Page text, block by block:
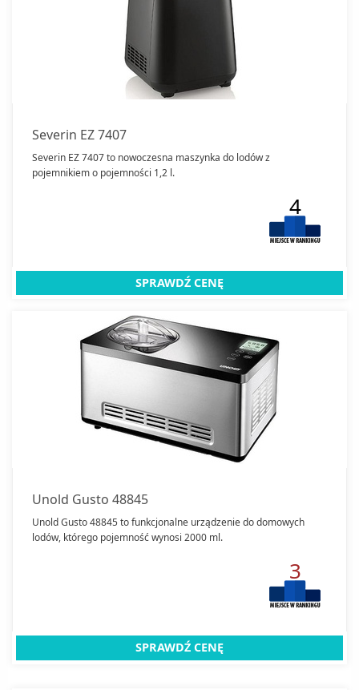
Severin EZ 7407
Severin EZ 7407 to nowoczesna maszynka do lodów z
pojemnikiem o pojemności 1,2 l.
4
SPRAWDŹ CENĘ
Unold Gusto 48845
Unold Gusto 48845 to funkcjonalne urządzenie do domowych
lodów, którego pojemność wynosi 2000 ml.
3
SPRAWDŹ CENĘ